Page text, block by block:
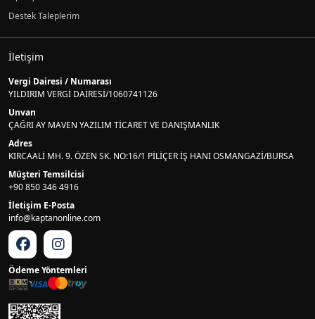
Destek Taleplerim
İletişim
Vergi Dairesi / Numarası
YILDIRIM VERGİ DAİRESİ/1060741126
Unvan
ÇAĞRI AY MAVEN YAZILIM TİCARET VE DANIŞMANLIK
Adres
KIRCAALİ MH. 9. ÖZEN SK. NO:16/1 PİLİÇER İŞ HANI OSMANGAZİ/BURSA
Müşteri Temsilcisi
+90 850 346 4916
İletişim E-Posta
info@kaptanonline.com
Ödeme Yöntemleri